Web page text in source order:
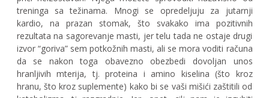
treninga sa težinama. Mnogi se opredeljuju za jutarnji
kardio, na prazan stomak, što svakako ima pozitivnih
rezultata na sagorevanje masti, jer telu tada ne ostaje drugi
izvor “goriva” sem potkožnih masti, ali se mora voditi računa
da se nakon toga obavezno obezbedi dovoljan unos
hranljivih mterija, tj. proteina i amino kiselina (što kroz
hranu, što kroz suplemente) kako bi se vaši mišići zaštitili od